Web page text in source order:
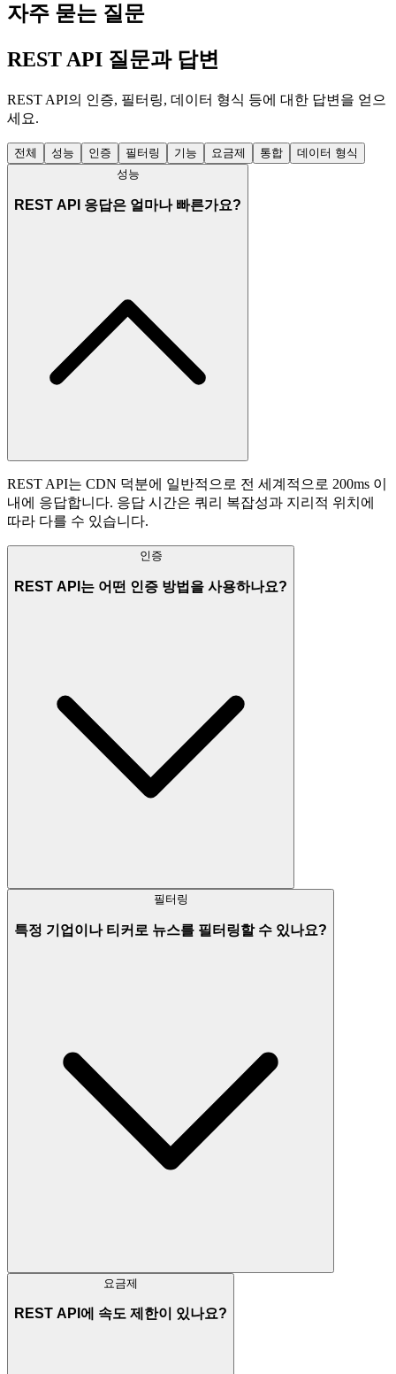
자주 묻는 질문
REST API 질문과 답변
REST API의 인증, 필터링, 데이터 형식 등에 대한 답변을 얻으
세요.
전체 성능 인증 필터링 기능 요금제 통합
데이터 형식
성능
REST API 응답은 얼마나 빠른가요?
REST API는 CDN 덕분에 일반적으로 전 세계적으로 200ms 이
내에 응답합니다. 응답 시간은 쿼리 복잡성과 지리적 위치에
따라 다를 수 있습니다.
인증
REST API는 어떤 인증 방법을 사용하나요?
필터링
특정 기업이나 티커로 뉴스를 필터링할 수 있나요?
요금제
REST API에 속도 제한이 있나요?